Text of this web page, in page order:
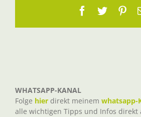
Facebook
Twitter
WHATSAPP-KANAL
Folge hier direkt meinem whatsapp-
alle wichtigen Tipps und Infos direkt